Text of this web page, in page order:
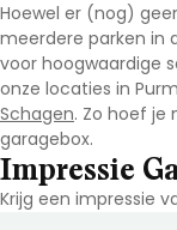
Hoewel er (nog)
meerdere parken in
voor hoogwaardige
onze locaties in
Schagen. Zo hoef je
garagebox.
Impressie
Krijg een impressie